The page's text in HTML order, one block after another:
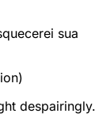
sua
despairingly.